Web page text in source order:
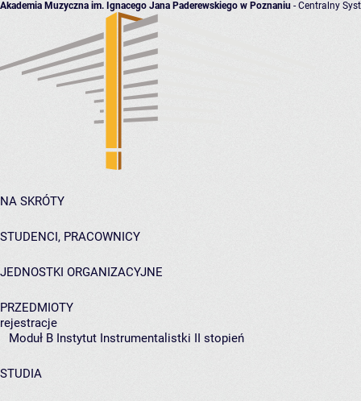
Akademia Muzyczna im. Ignacego Jana Paderewskiego w Poznaniu - Centralny
NA SKRÓTY
STUDENCI, PRACOWNICY
JEDNOSTKI ORGANIZACYJNE
PRZEDMIOTY
rejestracje
Moduł B Instytut Instrumentalistki II stopień
STUDIA